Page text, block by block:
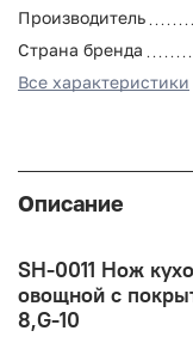
Производитель
Страна бренда
Все характеристики
Описание
SH-0011 Нож
овощной с
8,G-10